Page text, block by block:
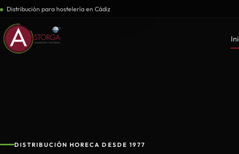
Distribución para hostelería en Cádiz
DISTRIBUCIÓN HORECA DESDE 1977